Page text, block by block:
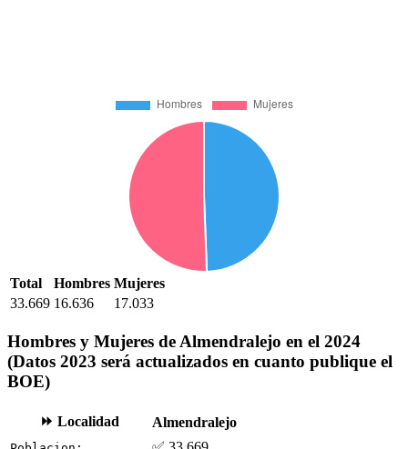
Total Hombres Mujeres
33.669 16.636 17.033
Hombres y Mujeres de Almendralejo en el 2024
(Datos 2023 será actualizados en cuanto publique el
BOE)
⏩ Localidad Almendralejo